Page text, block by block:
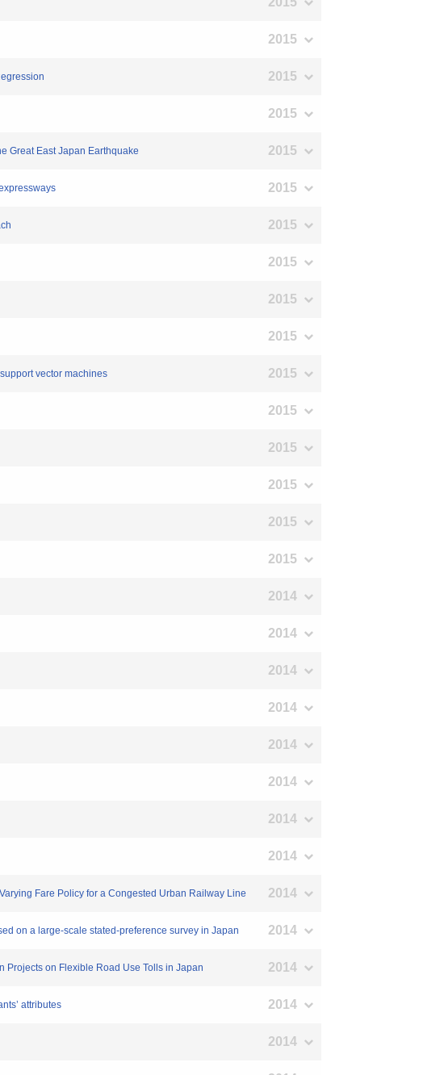
2015
2015
2015
Great East Japan Earthquake 2015
2015
2015
2015
2015
2015
vector machines 2015
2015
2015
2015
2015
2015
2014
2014
2014
2014
2014
2014
2014
2014
Fare Policy for a Congested Urban Railway Line 2014
on a large-scale stated-preference survey in Japan 2014
Projects on Flexible Road Use Tolls in Japan 2014
attributes 2014
2014